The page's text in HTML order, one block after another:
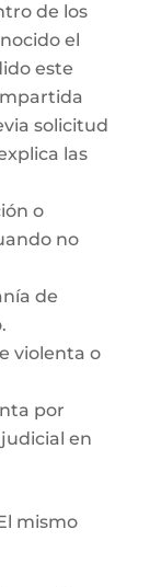
de los
el
este
solicitud
las
o
no
de
violenta o
por
en
mismo